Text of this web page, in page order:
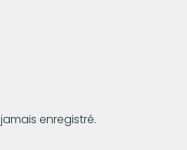
enregistré.